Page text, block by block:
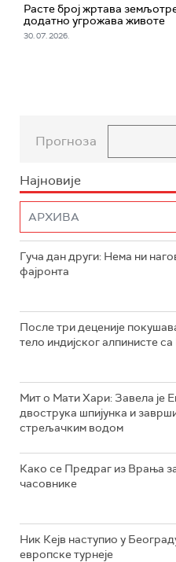
Расте број жртава
додатно угрожава животе
30. 07. 2026.
Прогноза
Најновије
Гуча дан други: Нема ни
фајронта
После три деценије
тело индијског алпинисте
Мит о Мати Хари: Завела је
двострука шпијунка и
стрељачким водом
Како се Предраг из Врања
часовнике
Ник Кејв наступио у
европске турнеје